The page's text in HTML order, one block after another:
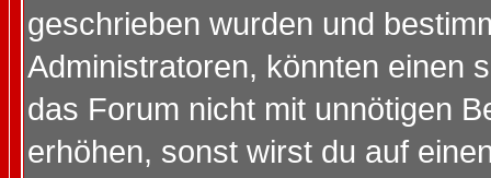
geschrieben wurden und
Administratoren, könnten einen
das Forum nicht mit unnötigen
erhöhen, sonst wirst du auf